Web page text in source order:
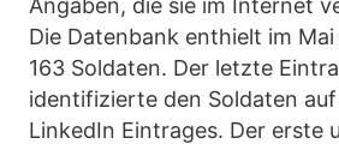
Angaben, die sie im Internet
Die Datenbank enthielt im
163 Soldaten. Der letzte
identifizierte den Soldaten
LinkedIn Eintrages. Der erste